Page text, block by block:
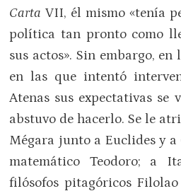
CartaVII, él mismo «tenía
política tan pronto como
sus actos». Sin embargo, en
en las que intentó
Atenas sus expectativas se
abstuvo de hacerlo. Se le
Mégara junto a Euclides y
matemático Teodoro; a
filósofos pitagóricos